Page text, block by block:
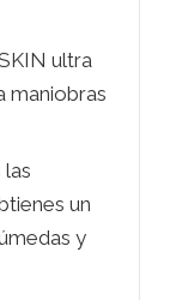
ultra
maniobras
un
y